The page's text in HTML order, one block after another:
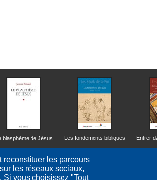
blasphème de Jésus Les fondements bibliques
Entrer
reconstituer les parcours
les réseaux sociaux,
Si vous choisissez "Tout